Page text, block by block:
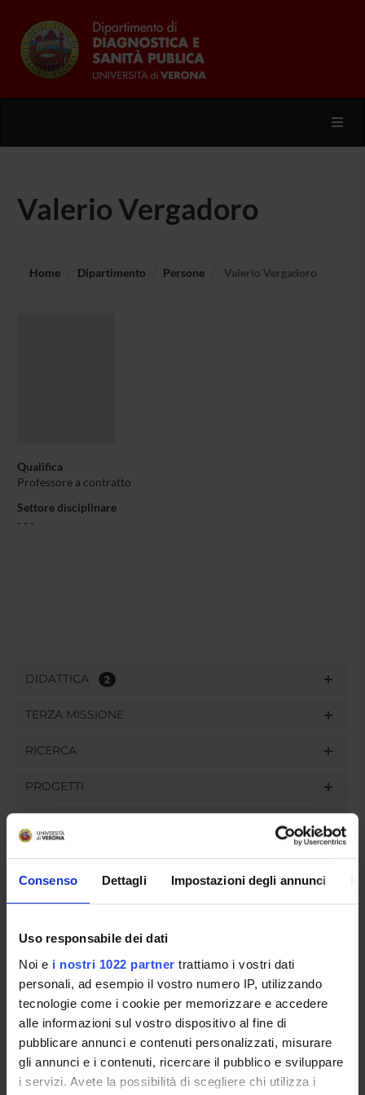
Consenso Dettagli Impostazioni degli annunci
Uso responsabile dei dati
Noi e i nostri 1022 partner trattiamo i vostri dati
personali, ad esempio il vostro numero IP, utilizzando
tecnologie come i cookie per memorizzare e accedere
alle informazioni sul vostro dispositivo al fine di
pubblicare annunci e contenuti personalizzati, misurare
gli annunci e i contenuti, ricercare il pubblico e sviluppare
i servizi. Avete la possibilità di scegliere chi utilizza i
Valerio Vergadoro
Home Dipartimento Persone Valerio Vergadoro
Qualifica
Professore a contratto
Settore disciplinare
- - -
DIDATTICA 2
TERZA MISSIONE
RICERCA
PROGETTI
GOVERNANCE
COMMISSIONI
UFFICI E STRUTTURE DI SERVIZIO
SERVIZI DI SEGRETERIA STUDENTI